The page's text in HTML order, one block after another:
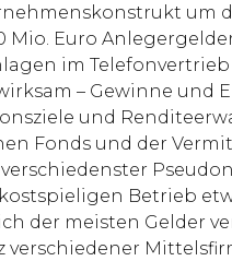
um
Mio. Euro
im Telefonvertrieb
– Gewinne und
und
Fonds und der
Betrieb
der meisten Gelder